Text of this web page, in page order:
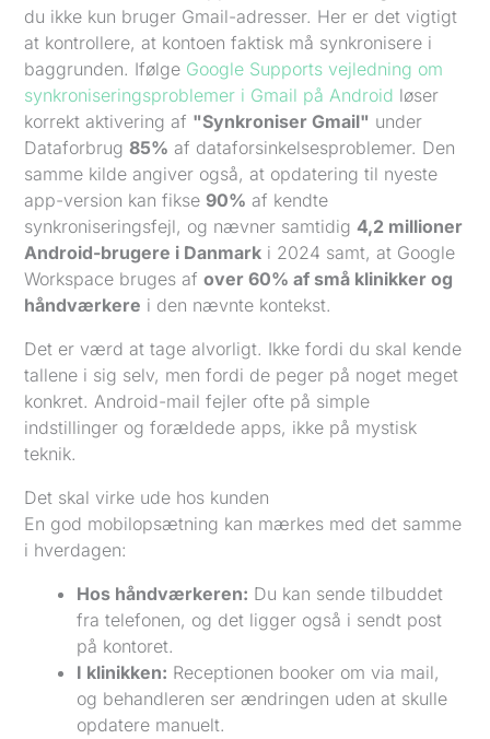
du ikke kun bruger Gmail-adresser. Her er det vigtigt
at kontrollere, at kontoen faktisk må synkronisere i
baggrunden. Ifølge Google Supports vejledning om
synkroniseringsproblemer i Gmail på Android løser
korrekt aktivering af "Synkroniser Gmail" under
Dataforbrug85% af dataforsinkelsesproblemer. Den
samme kilde angiver også, at opdatering til nyeste
app-version kan fikse90% af kendte
synkroniseringsfejl, og nævner samtidig4,2 millioner
Android-brugere i Danmark i 2024 samt, at Google
Workspace bruges afover 60% af små klinikker og
håndværkere i den nævnte kontekst.
Det er værd at tage alvorligt. Ikke fordi du skal kende
tallene i sig selv, men fordi de peger på noget meget
konkret. Android-mail fejler ofte på simple
indstillinger og forældede apps, ikke på mystisk
teknik.
Det skal virke ude hos kunden
En god mobilopsætning kan mærkes med det samme
i hverdagen:
Hos håndværkeren: Du kan sende tilbuddet
fra telefonen, og det ligger også i sendt post
på kontoret.
I klinikken: Receptionen booker om via mail,
og behandleren ser ændringen uden at skulle
opdatere manuelt.